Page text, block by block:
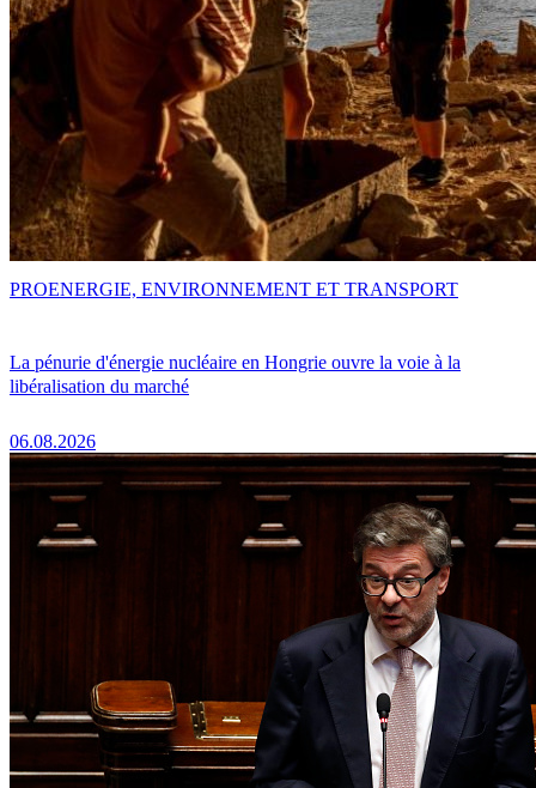
La pénurie d'énergie nucléaire en Hongrie ouvre la voie à la
libéralisation du marché
06.08.2026
PROENERGIE, ENVIRONNEMENT ET TRANSPORT